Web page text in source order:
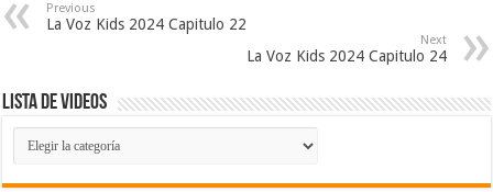
Previous
La Voz Kids 2024 Capitulo 22
Next
La Voz Kids 2024 Capitulo 24
Lista de Videos
Lista
de
Videos